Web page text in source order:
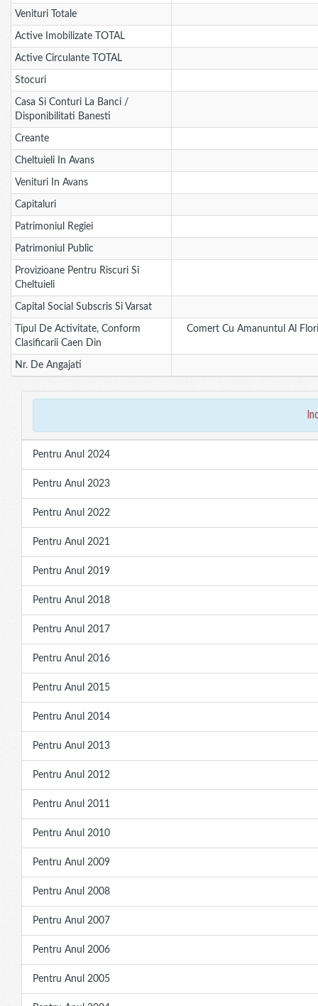
Venituri Totale
Active Imobilizate TOTAL
Active Circulante TOTAL
Stocuri
Casa Si Conturi La Banci /
Disponibilitati Banesti
Creante
Cheltuieli In Avans
Venituri In Avans
Capitaluri
Patrimoniul Regiei
Patrimoniul Public
Provizioane Pentru Riscuri Si
Cheltuieli
Capital Social Subscris Si Varsat
Tipul De Activitate, Conform
Clasificarii Caen Din
Comert Cu Amanuntul Al
Nr. De Angajati
Pentru Anul 2024
Pentru Anul 2023
Pentru Anul 2022
Pentru Anul 2021
Pentru Anul 2019
Pentru Anul 2018
Pentru Anul 2017
Pentru Anul 2016
Pentru Anul 2015
Pentru Anul 2014
Pentru Anul 2013
Pentru Anul 2012
Pentru Anul 2011
Pentru Anul 2010
Pentru Anul 2009
Pentru Anul 2008
Pentru Anul 2007
Pentru Anul 2006
Pentru Anul 2005